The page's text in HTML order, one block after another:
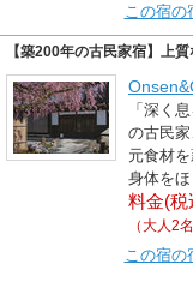
この宿の
【築200年の古民家宿】上
「深く
の古民
元食材
身体をほ
料金(税
（大人2
この宿の